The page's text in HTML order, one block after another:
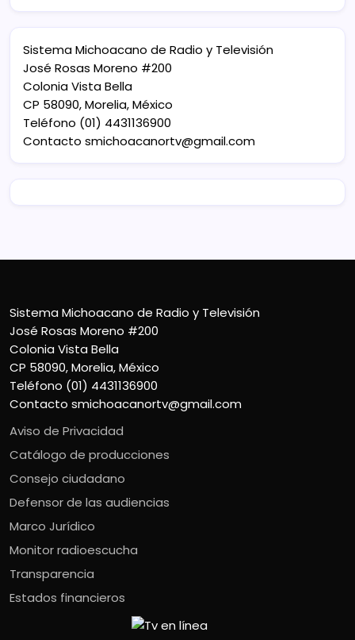
Sistema Michoacano de Radio y Televisión
José Rosas Moreno #200
Colonia Vista Bella
CP 58090, Morelia, México
Teléfono (01) 4431136900
Contacto smichoacanortv@gmail.com
Sistema Michoacano de Radio y Televisión
José Rosas Moreno #200
Colonia Vista Bella
CP 58090, Morelia, México
Teléfono (01) 4431136900
Contacto smichoacanortv@gmail.com
Aviso de Privacidad
Catálogo de producciones
Consejo ciudadano
Defensor de las audiencias
Marco Jurídico
Monitor radioescucha
Transparencia
Estados financieros